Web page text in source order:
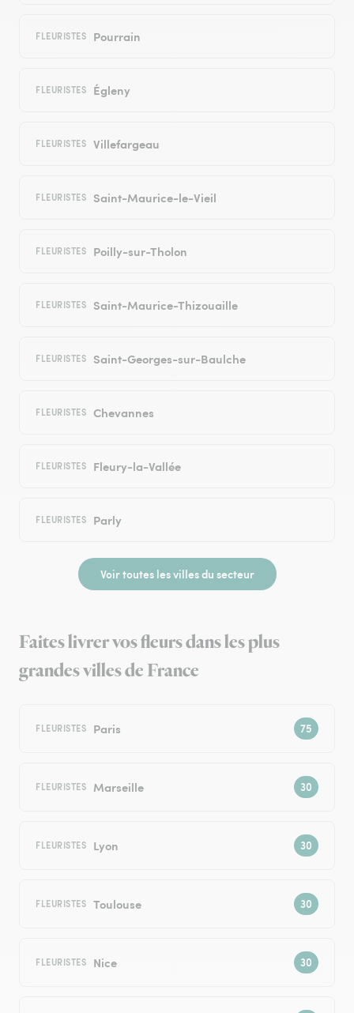
FLEURISTES Pourrain
FLEURISTES Égleny
FLEURISTES Villefargeau
FLEURISTES Saint-Maurice-le-Vieil
FLEURISTES Poilly-sur-Tholon
FLEURISTES Saint-Maurice-Thizouaille
FLEURISTES Saint-Georges-sur-Baulche
FLEURISTES Chevannes
FLEURISTES Fleury-la-Vallée
FLEURISTES Parly
Voir toutes les villes du secteur
Faites livrer vos fleurs dans les plus
grandes villes de France
FLEURISTES Paris
FLEURISTES Marseille
FLEURISTES Lyon
FLEURISTES Toulouse
FLEURISTES Nice